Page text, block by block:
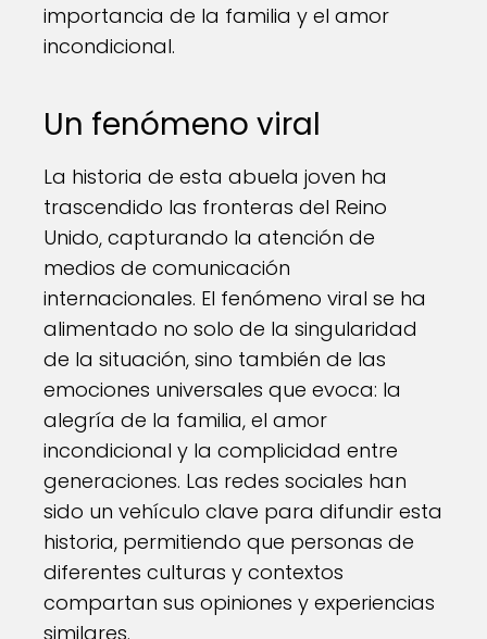
importancia de la familia y el amor
incondicional.
Un fenómeno viral
La historia de esta abuela joven ha
trascendido las fronteras del Reino
Unido, capturando la atención de
medios de comunicación
internacionales. El fenómeno viral se ha
alimentado no solo de la singularidad
de la situación, sino también de las
emociones universales que evoca: la
alegría de la familia, el amor
incondicional y la complicidad entre
generaciones. Las redes sociales han
sido un vehículo clave para difundir esta
historia, permitiendo que personas de
diferentes culturas y contextos
compartan sus opiniones y experiencias
similares.